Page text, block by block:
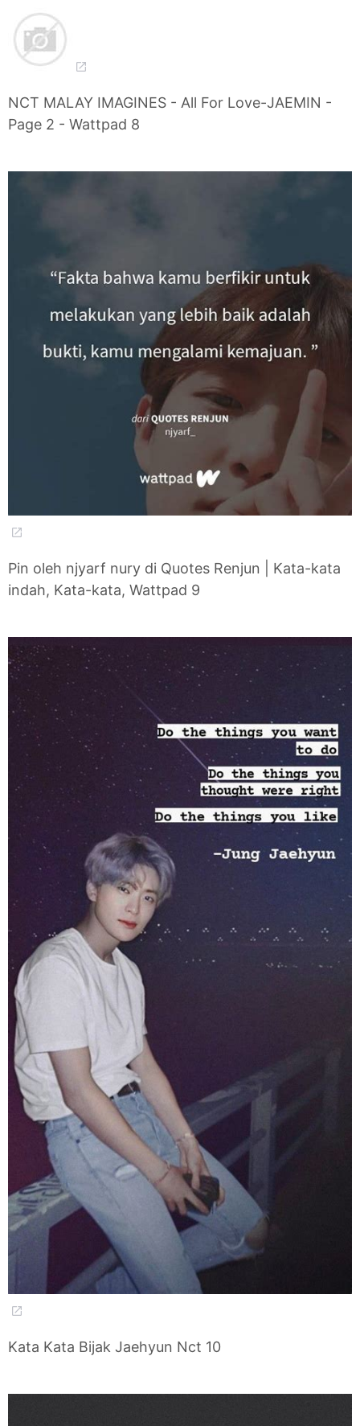
NCT MALAY IMAGINES - All For Love-JAEMIN -
Page 2 - Wattpad 8
Pin oleh njyarf nury di Quotes Renjun | Kata-kata
indah, Kata-kata, Wattpad 9
Kata Kata Bijak Jaehyun Nct 10